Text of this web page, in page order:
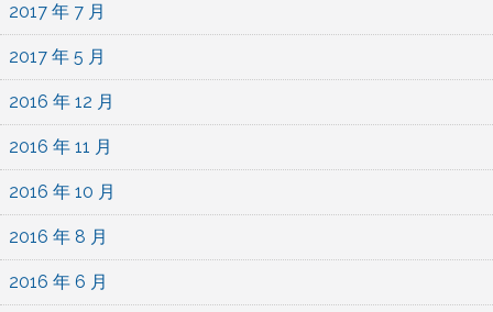
2017 年 7 月
2017 年 5 月
2016 年 12 月
2016 年 11 月
2016 年 10 月
2016 年 8 月
2016 年 6 月